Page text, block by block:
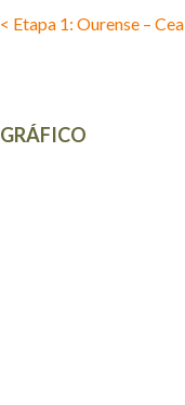
< Etapa 1: Ourense – Cea
GRÁFICO